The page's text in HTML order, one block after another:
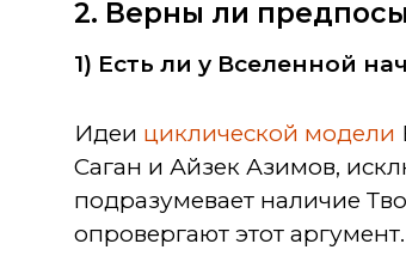
2. Верны ли
1) Есть ли у Вселенной
Идеи циклической модели
Саган и Айзек Азимов,
подразумевает наличие
опровергают этот